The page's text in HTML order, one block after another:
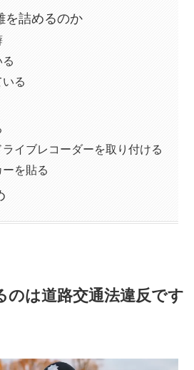
を詰めるのか
る
イブレコーダーを取り付ける
を貼る
のは道路交通法違反です